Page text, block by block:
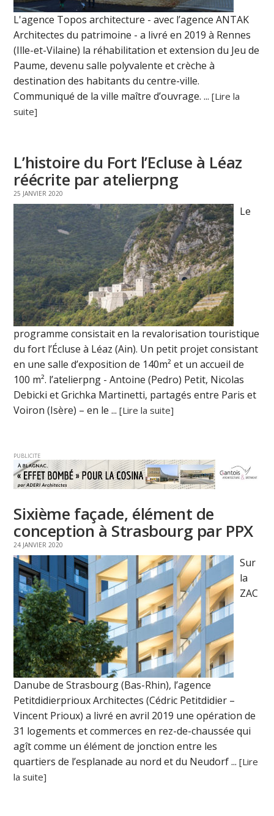
L'agence Topos architecture - avec l’agence ANTAK
Architectes du patrimoine - a livré en 2019 à Rennes
(Ille-et-Vilaine) la réhabilitation et extension du Jeu de
Paume, devenu salle polyvalente et crèche à
destination des habitants du centre-ville.
Communiqué de la ville maître d’ouvrage. ...[Lire la
suite]
L’histoire du Fort l’Ecluse à Léaz
réécrite par atelierpng
25 JANVIER 2020
Le
programme consistait en la revalorisation touristique
du fort l’Écluse à Léaz (Ain). Un petit projet consistant
en une salle d’exposition de 140m² et un accueil de
100 m². l’atelierpng - Antoine (Pedro) Petit, Nicolas
Debicki et Grichka Martinetti, partagés entre Paris et
Voiron (Isère) – en le ...[Lire la suite]
PUBLICITE
Sixième façade, élément de
conception à Strasbourg par PPX
24 JANVIER 2020
Sur
la
ZAC
Danube de Strasbourg (Bas-Rhin), l’agence
Petitdidierprioux Architectes (Cédric Petitdidier –
Vincent Prioux) a livré en avril 2019 une opération de
31 logements et commerces en rez-de-chaussée qui
agît comme un élément de jonction entre les
quartiers de l’esplanade au nord et du Neudorf ...[Lire
la suite]